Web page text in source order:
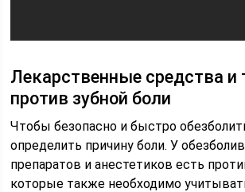
Лекарственные средства и
против зубной боли
Чтобы безопасно и быстро
определить причину боли. У
препаратов и анестетиков есть
которые также необходимо